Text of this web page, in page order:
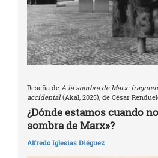
Reseña de A la sombra de Marx:
accidental(Akal, 2025), de César
¿Dónde estamos cuando
sombra de Marx»?
Alfredo Iglesias Diéguez